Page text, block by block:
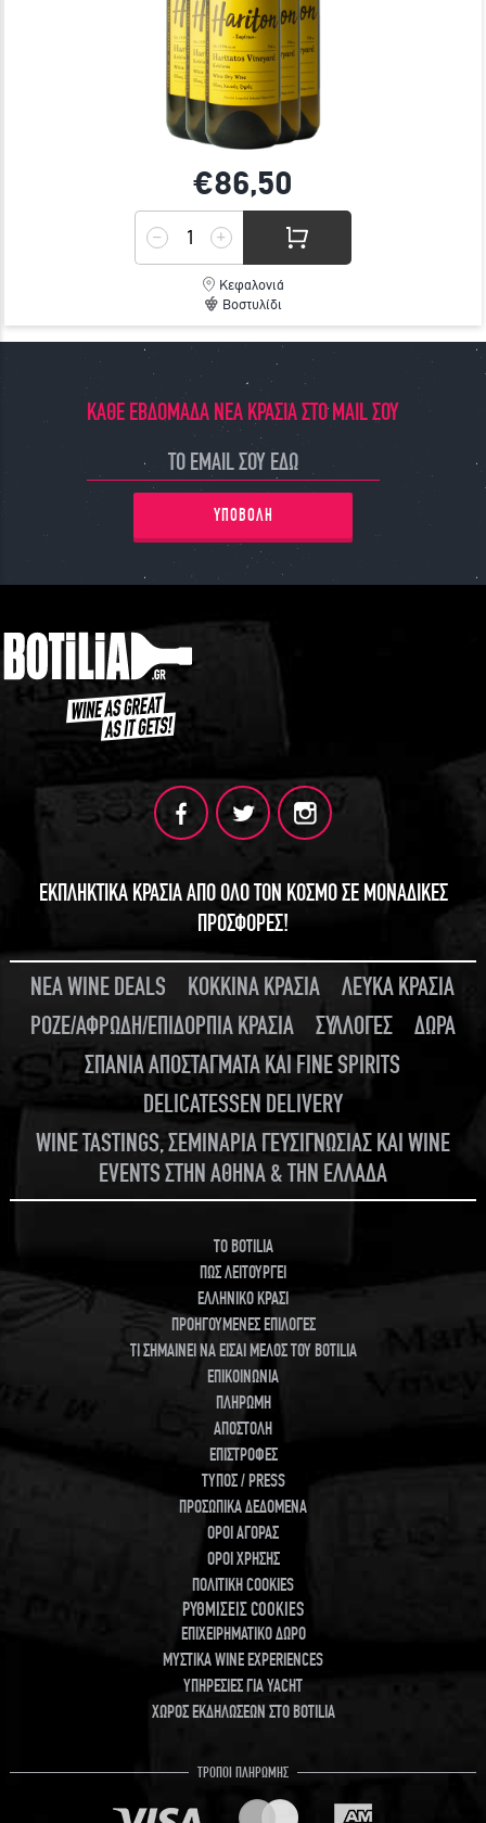
€86,50
Κεφαλονιά
Βοστυλίδι
ΚΑΘΕ ΕΒΔΟΜΑΔΑ ΝΕΑ ΚΡΑΣΙΑ ΣΤΟ MAIL ΣΟΥ
ΥΠΟΒΟΛΗ
ΕΚΠΛΗΚΤΙΚΑ ΚΡΑΣΙΑ ΑΠΟ ΟΛΟ ΤΟΝ ΚΟΣΜΟ ΣΕ ΜΟΝΑΔΙΚΕΣ
ΠΡΟΣΦΟΡΕΣ!
ΝΕΑ WINE DEALS ΚΟΚΚΙΝΑ ΚΡΑΣΙΑ
ΛΕΥΚΑ ΚΡΑΣΙΑ
ΡΟΖΕ/ΑΦΡΩΔΗ/ΕΠΙΔΟΡΠΙΑ ΚΡΑΣΙΑ
ΣΥΛΛΟΓΕΣ
ΔΩΡΑ
ΣΠΑΝΙΑ ΑΠΟΣΤΑΓΜΑΤΑ ΚΑΙ FINE SPIRITS
DELICATESSEN DELIVERY
WINE TASTINGS, ΣΕΜΙΝΑΡΙΑ ΓΕΥΣΙΓΝΩΣΙΑΣ ΚΑΙ WINE
EVENTS ΣΤΗΝ ΑΘΗΝΑ & ΤΗΝ ΕΛΛΑΔΑ
TO BOTILIA
ΠΩΣ ΛΕΙΤΟΥΡΓΕΙ
ΕΛΛΗΝΙΚΟ ΚΡΑΣΙ
ΠΡΟΗΓΟΥΜΕΝΕΣ ΕΠΙΛΟΓΕΣ
ΤΙ ΣΗΜΑΙΝΕΙ ΝΑ ΕΙΣΑΙ ΜΕΛΟΣ ΤΟΥ BOTILIA
ΕΠΙΚΟΙΝΩΝΙΑ
ΠΛΗΡΩΜΗ
ΑΠΟΣΤΟΛΗ
ΕΠΙΣΤΡΟΦΕΣ
ΤΥΠΟΣ / PRESS
ΠΡΟΣΩΠΙΚΑ ΔΕΔΟΜΕΝΑ
ΟΡΟΙ ΑΓΟΡΑΣ
ΟΡΟΙ ΧΡΗΣΗΣ
ΠΟΛΙΤΙΚΗ COOKIES
ΡΥΘΜΙΣΕΙΣ COOKIES
ΕΠΙΧΕΙΡΗΜΑΤΙΚΟ ΔΩΡΟ
ΜΥΣΤΙΚΑ WINE EXPERIENCES
ΥΠΗΡΕΣΙΕΣ ΓΙΑ YACHT
ΧΩΡΟΣ ΕΚΔΗΛΩΣΕΩΝ ΣΤΟ BOTILIA
ΤΡΟΠΟΙ ΠΛΗΡΩΜΗΣ